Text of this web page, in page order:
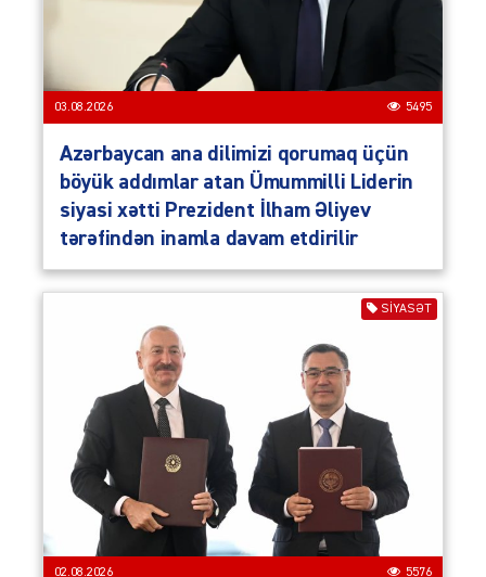
03.08.2026 5495
Azərbaycan ana dilimizi qorumaq üçün
böyük addımlar atan Ümummilli Liderin
siyasi xətti Prezident İlham Əliyev
tərəfindən inamla davam etdirilir
SIYASƏT
02.08.2026 5576